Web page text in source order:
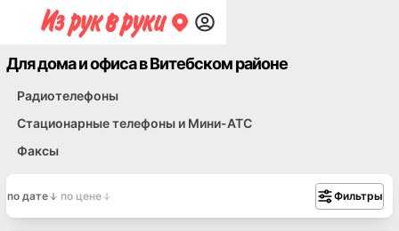
Для дома и офиса в Витебском районе
Радиотелефоны
Стационарные телефоны и Мини-АТС
Факсы
по дате по цене Фильтры